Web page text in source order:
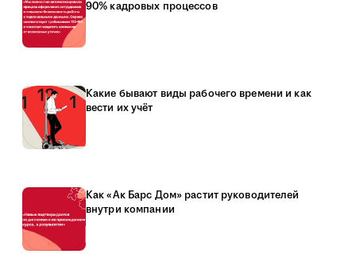
90% кадровых процессов
Какие бывают виды рабочего времени и как
вести их учёт
Как «Ак Барс Дом» растит руководителей
внутри компании